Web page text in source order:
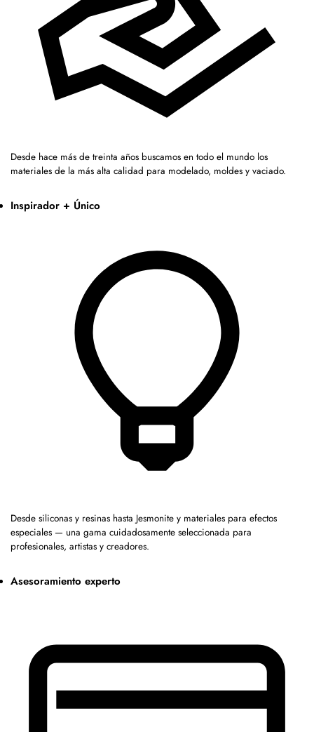
Desde hace más de treinta años buscamos en todo el mundo los
materiales de la más alta calidad para modelado, moldes y vaciado.
Inspirador + Único
Desde siliconas y resinas hasta Jesmonite y materiales para efectos
especiales — una gama cuidadosamente seleccionada para
profesionales, artistas y creadores.
Asesoramiento experto